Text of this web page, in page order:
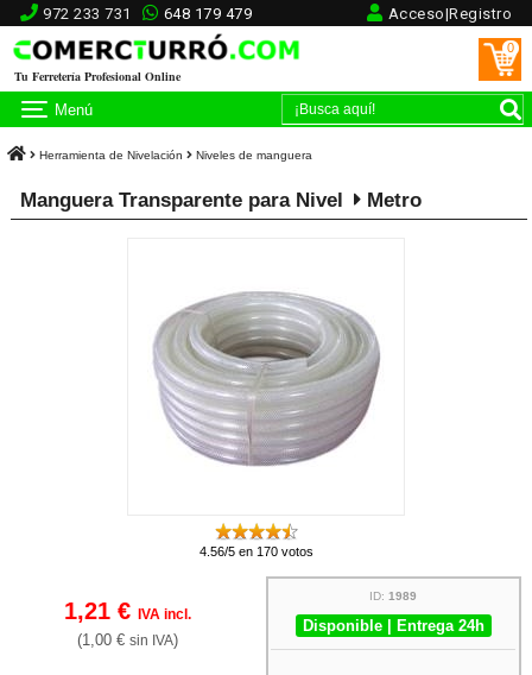
972 233 731 648 179 479 Acceso|Registro
Tu Ferretería Profesional Online
0
Menú
Herramienta de Nivelación Niveles de manguera
Manguera Transparente para Nivel Metro
4.56/5 en 170 votos
1,21 €IVA incl.
(1,00 €sin IVA)
ID:1989
Disponible | Entrega 24h